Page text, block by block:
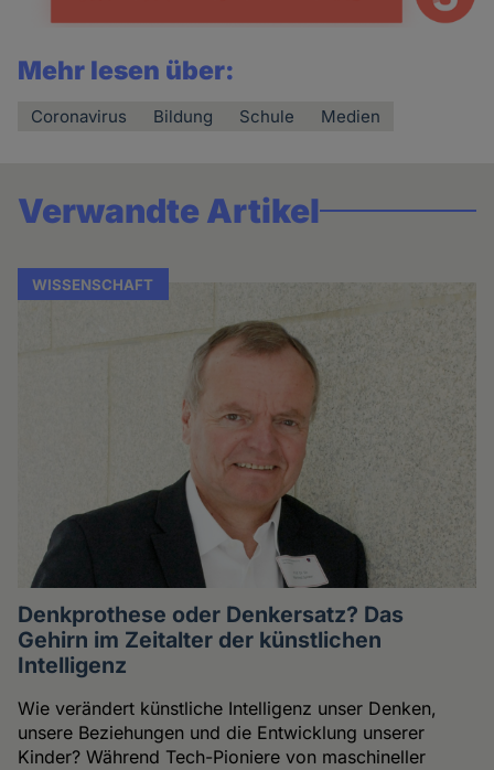
Mehr lesen über:
Coronavirus Bildung Schule Medien
Verwandte Artikel
WISSENSCHAFT
Denkprothese oder Denkersatz? Das
Gehirn im Zeitalter der künstlichen
Intelligenz
Wie verändert künstliche Intelligenz unser Denken,
unsere Beziehungen und die Entwicklung unserer
Kinder? Während Tech-Pioniere von maschineller